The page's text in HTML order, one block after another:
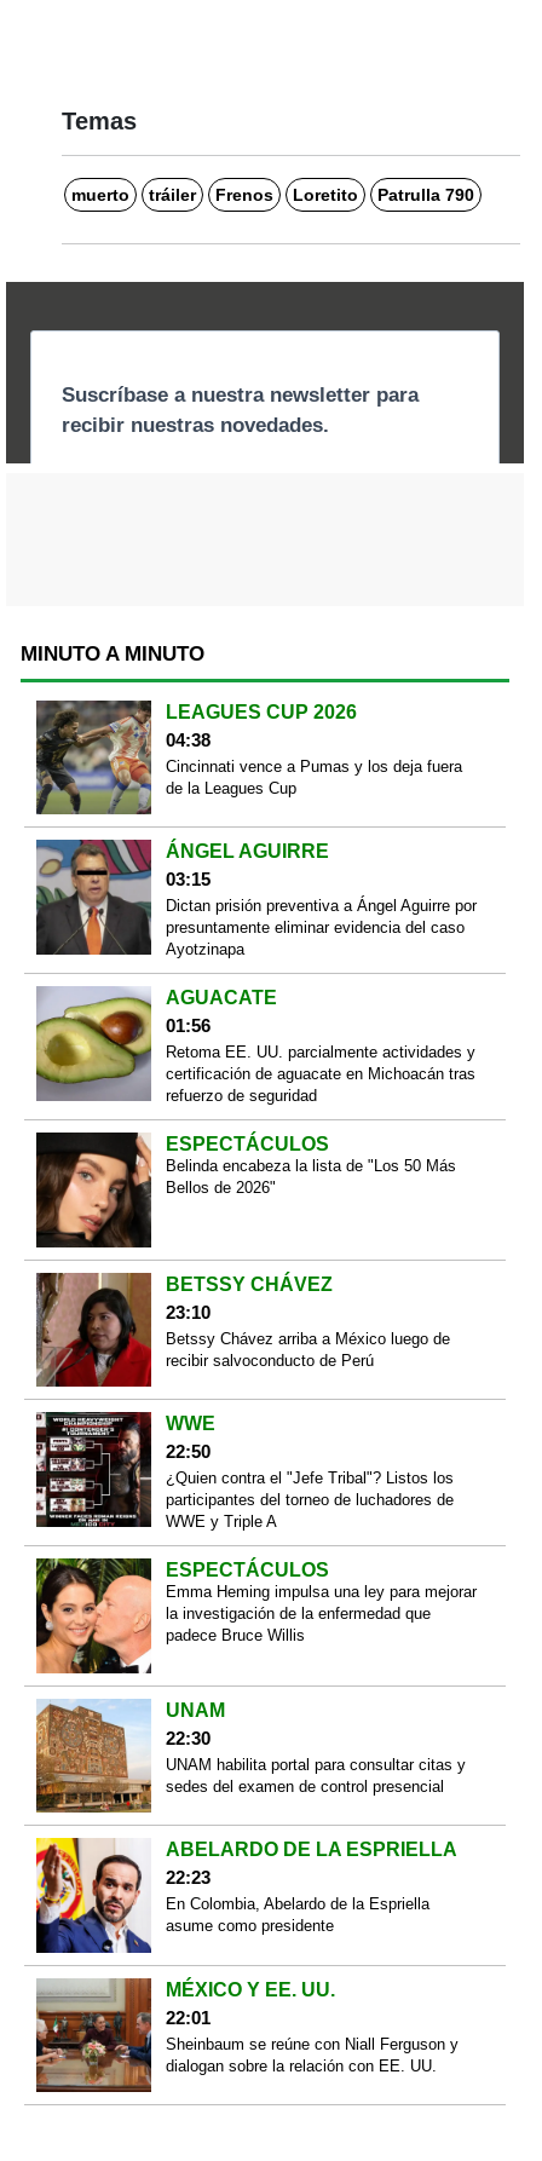
Temas
muerto tráiler Frenos Loretito Patrulla 790
MINUTO A MINUTO
LEAGUES CUP 2026
04:38
Cincinnati vence a Pumas y los deja fuera
de la Leagues Cup
ÁNGEL AGUIRRE
03:15
Dictan prisión preventiva a Ángel Aguirre por
presuntamente eliminar evidencia del caso
Ayotzinapa
AGUACATE
01:56
Retoma EE. UU. parcialmente actividades y
certificación de aguacate en Michoacán tras
refuerzo de seguridad
ESPECTÁCULOS
Belinda encabeza la lista de "Los 50 Más
Bellos de 2026"
BETSSY CHÁVEZ
23:10
Betssy Chávez arriba a México luego de
recibir salvoconducto de Perú
WWE
22:50
¿Quien contra el "Jefe Tribal"? Listos los
participantes del torneo de luchadores de
WWE y Triple A
ESPECTÁCULOS
Emma Heming impulsa una ley para mejorar
la investigación de la enfermedad que
padece Bruce Willis
UNAM
22:30
UNAM habilita portal para consultar citas y
sedes del examen de control presencial
ABELARDO DE LA ESPRIELLA
22:23
En Colombia, Abelardo de la Espriella
asume como presidente
MÉXICO Y EE. UU.
22:01
Sheinbaum se reúne con Niall Ferguson y
dialogan sobre la relación con EE. UU.